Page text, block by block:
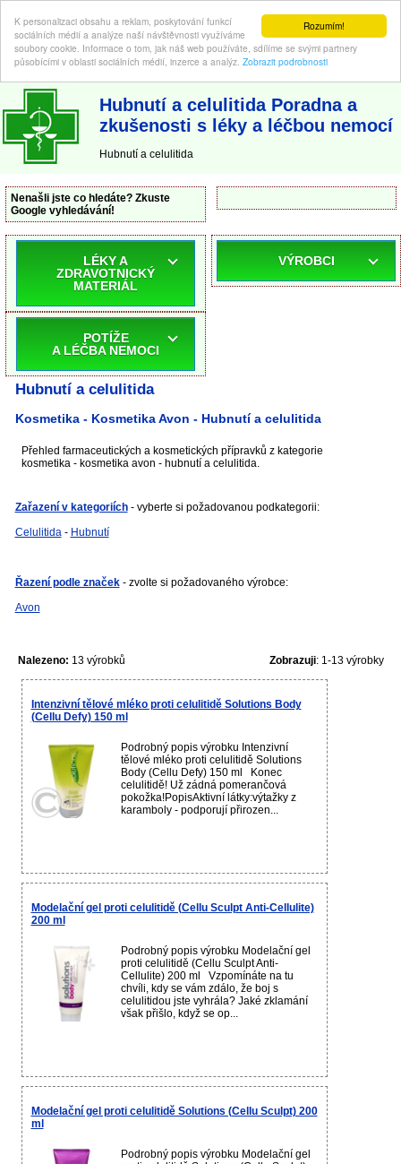
Rozumím!
K personalizaci obsahu a reklam, poskytování funkcí
sociálních médií a analýze naší návštěvnosti využíváme
soubory cookie. Informace o tom, jak náš web používáte, sdílíme se svými partnery
působícími v oblasti sociálních médií, inzerce a analýz. Zobrazit podrobnosti
ABC-LEKARNA.cz | Poradna a zkušenosti s léky a léčbou nemocí
Hubnutí a celulitida Poradna a
zkušenosti s léky a léčbou nemocí
Hubnutí a celulitida
Nenašli jste co hledáte? Zkuste
Google vyhledávání!
LÉKY A
ZDRAVOTNICKÝ
MATERIÁL
POTÍŽE
A LÉČBA NEMOCI
VÝROBCI
Hubnutí a celulitida
Kosmetika - Kosmetika Avon - Hubnutí a celulitida
Přehled farmaceutických a kosmetických přípravků z kategorie
kosmetika - kosmetika avon - hubnutí a celulitida.
Zařazení v kategoriích - vyberte si požadovanou podkategorii:
Celulitida- Hubnutí
Řazení podle značek - zvolte si požadovaného výrobce:
Avon
Nalezeno: 13 výrobků Zobrazuji: 1-13 výrobky
Intenzivní tělové mléko proti celulitidě Solutions Body
(Cellu Defy) 150 ml
Podrobný popis výrobku Intenzivní
tělové mléko proti celulitidě Solutions
Body (Cellu Defy) 150 ml Konec
celulitidě! Už zádná pomerančová
pokožka!PopisAktivní látky:výtažky z
karamboly - podporují přirozen...
Modelační gel proti celulitidě (Cellu Sculpt Anti-Cellulite)
200 ml
Podrobný popis výrobku Modelační gel
proti celulitidě (Cellu Sculpt Anti-
Cellulite) 200 ml Vzpomínáte na tu
chvíli, kdy se vám zdálo, že boj s
celulitidou jste vyhrála? Jaké zklamání
však přišlo, když se op...
Modelační gel proti celulitidě Solutions (Cellu Sculpt) 200
ml
Podrobný popis výrobku Modelační gel